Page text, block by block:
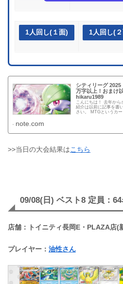
1人回し(１面) 1人回し(
シティリーグ
万字以上！おまけ
hikaru1989
こんにちは！ 去年から
紹介は以前に記事を書
さい。 MTGというカ
note.com
>>当日の大会結果はこちら
09/08(日) ベスト8 定員：64
店舗：トイニティ長岡E・PLAZA店(
プレイヤー： 油性さん